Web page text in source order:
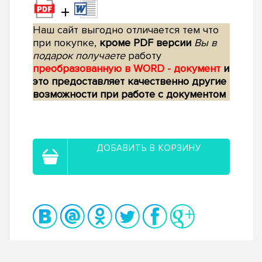
+
Наш сайт выгодно отличается тем что
при покупке, кроме PDF версии Вы в
подарок получаетеработу
преобразованную в WORD - документ и
это предоставляет качественно другие
возможности при работе с документом
ДОБАВИТЬ В КОРЗИНУ